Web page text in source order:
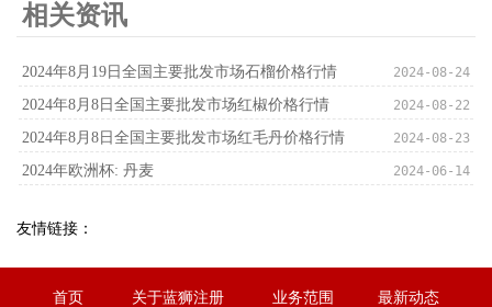
相关资讯
2024年8月19日全国主要批发市场石榴价格行情 2024-08-24
2024年8月8日全国主要批发市场红椒价格行情 2024-08-22
2024年8月8日全国主要批发市场红毛丹价格行情 2024-08-23
2024年欧洲杯: 丹麦 2024-06-14
友情链接：
首页 关于蓝狮注册 业务范围 最新动态